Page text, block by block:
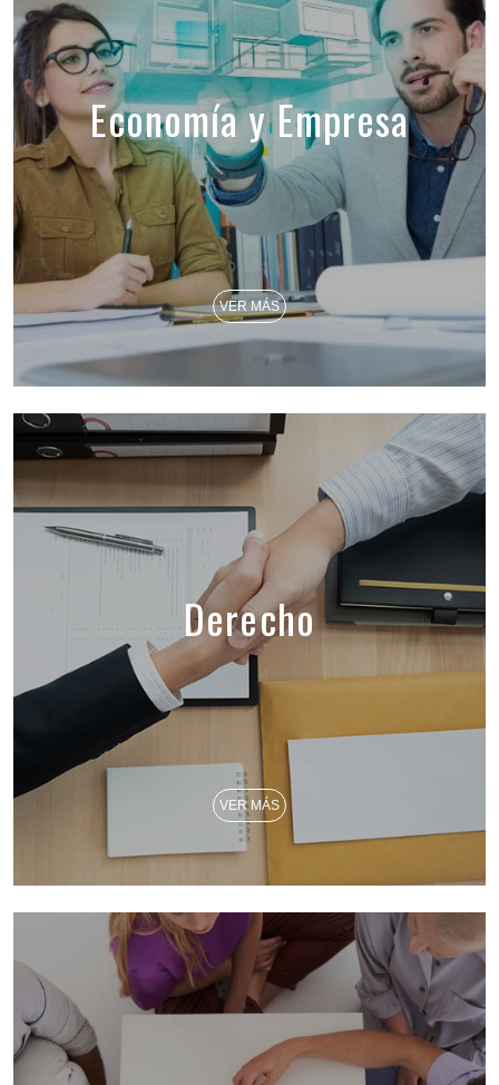
Economía y Empresa
VER MÁS
Derecho
VER MÁS